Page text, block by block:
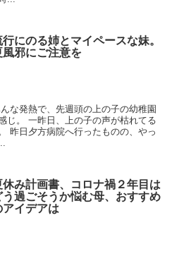
行にのる姉とマイペースな妹。
風邪にご注意を
な発熱で、先週頭の上の子の幼稚園
じ。 一昨日、上の子の声が枯れてる
昨日夕方病院へ行ったものの、やっ
休み計画書、コロナ禍２年目は
う過ごそうか悩む母、おすすめ
アイデアは